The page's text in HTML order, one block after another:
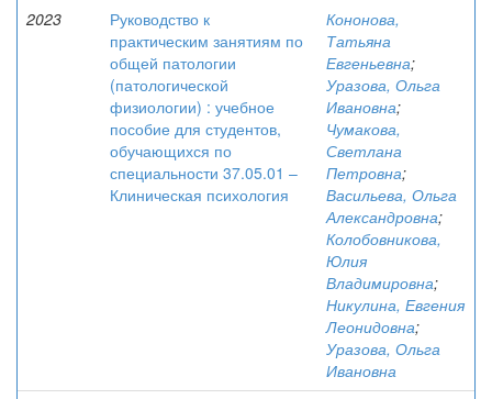
2023
Руководство к
практическим занятиям по
общей патологии
(патологической
физиологии) : учебное
пособие для студентов,
обучающихся по
специальности 37.05.01 –
Клиническая психология
Кононова,
Татьяна
Евгеньевна;
Уразова, Ольга
Ивановна;
Чумакова,
Светлана
Петровна;
Васильева, Ольга
Александровна;
Колобовникова,
Юлия
Владимировна;
Никулина, Евгения
Леонидовна;
Уразова, Ольга
Ивановна